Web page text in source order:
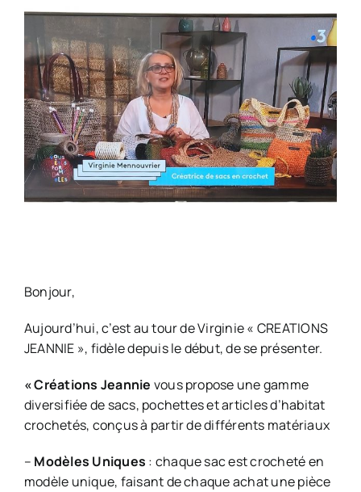
Bonjour,
Aujourd’hui, c’est au tour de Virginie « CREATIONS
JEANNIE », fidèle depuis le début, de se présenter.
« Créations Jeannie vous propose une gamme
diversifiée de sacs, pochettes et articles d’habitat
crochetés, conçus à partir de différents matériaux
– Modèles Uniques : chaque sac est crocheté en
modèle unique, faisant de chaque achat une pièce